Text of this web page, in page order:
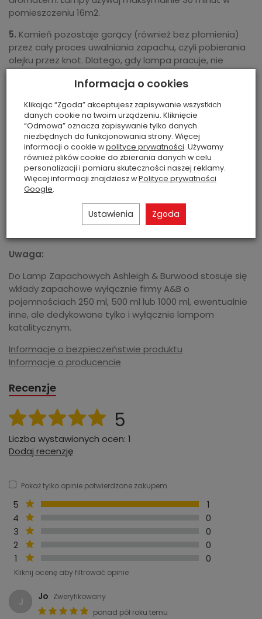
pomieszczeniu 16m2.
5. Kamień pozostaje gorący (również bez płomienia)
przez cały proces uwalniania zapachu, czyli pobierania
olejku przez knot. Dlatego, gdy lampa pracuje, nie
przestawiaj jej ani nie dotykaj kamienia. Zabezpiecz go
przykrywając ozdobną nakładką.
Aby zatrzymać proces wydzielania zapachu, zdejmij
ozdobną nakładkę (uwaga: może być gorąca!) i przykryj
kamień gasidłem (zabezpiecza on także olejek przed
wyparowaniem, gdy lampa nie jest używana). Nie
przestawiaj lampy przez następne 30 minut, nim nie
ostygnie.
Dbaj o to, by wybrany olejek zapachowy nie wypalał
się do końca, ponieważ może to skrócić żywotność
knota. Jeśli zaś planujesz przez dłuższy czas nie
Uwaga:
Do Lamp Zapachowych Ashleigh & Burwood stosuje się
wkłady zapachowe wyłącznie firmy A&B o
pojemnościach 250 ml, 500 ml lub 1000 ml, ewentualnie
inne, ale dedykowane tylko i wyłącznie lampom
katalitycznym.
Informacje o bezpieczeństwie produktu
Informacje o producencie
Recenzje
5
Liczba wystawionych ocen: 1
Dodaj recenzję
Pokaż tylko opinie potwierdzone zakupem
5
1
4
0
3
0
2
0
1
0
Kliknij ocenę aby filtrować opinie
J Jo Zweryfikowany
ponad pół roku temu
Informacja o cookies
Klikając “Zgoda” akceptujesz zapisywanie wszystkich
danych cookie na twoim urządzeniu. Kliknięcie
“Odmowa” oznacza zapisywanie tylko danych
niezbędnych do funkcjonowania strony. Więcej
informacji o cookie wpolityce prywatności. Używamy
również plików cookie do zbierania danych w celu
personalizacji i pomiaru skuteczności naszej reklamy.
Więcej informacji znajdziesz wPolityce prywatności
Google.
Ustawienia Zgoda